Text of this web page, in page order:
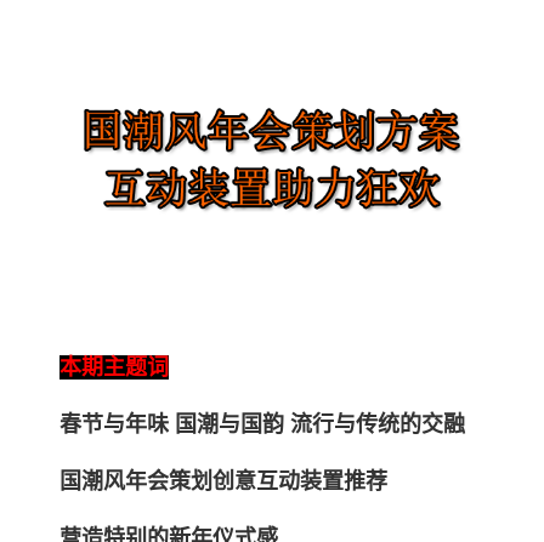
本期主题词
春节与年味 国潮与国韵 流行与传统的交融
国潮风年会策划创意互动装置推荐